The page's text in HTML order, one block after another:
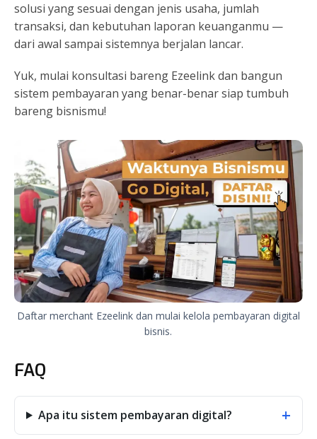
solusi yang sesuai dengan jenis usaha, jumlah
transaksi, dan kebutuhan laporan keuanganmu —
dari awal sampai sistemnya berjalan lancar.
Yuk, mulai konsultasi bareng Ezeelink dan bangun
sistem pembayaran yang benar-benar siap tumbuh
bareng bisnismu!
Daftar merchant Ezeelink dan mulai kelola pembayaran digital
bisnis.
FAQ
Apa itu sistem pembayaran digital? +